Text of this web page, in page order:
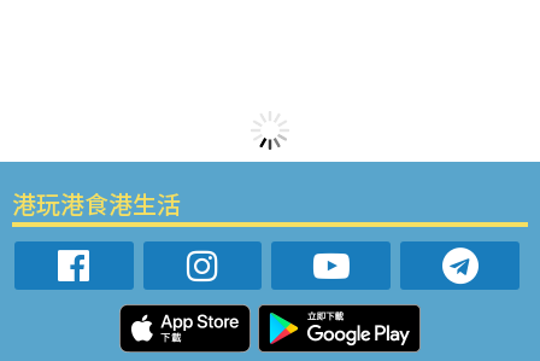
港玩港食港生活